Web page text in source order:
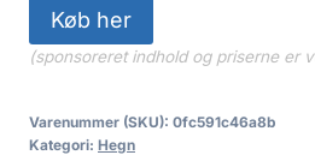
Køb her
(sponsoreret indhold og priserne er
Varenummer (SKU): 0fc591c46a8b
Kategori: Hegn